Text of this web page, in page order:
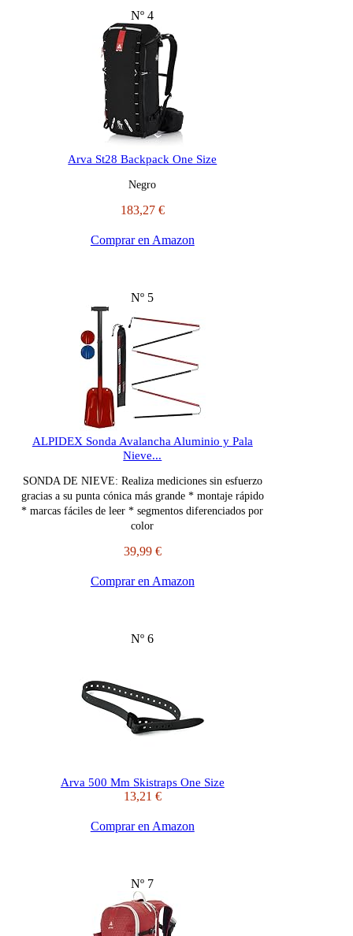
Nº 4
Arva St28 Backpack One Size
Negro
183,27 €
Comprar en Amazon
Nº 5
ALPIDEX Sonda Avalancha Aluminio y Pala
Nieve...
SONDA DE NIEVE: Realiza mediciones sin esfuerzo
gracias a su punta cónica más grande * montaje rápido
* marcas fáciles de leer * segmentos diferenciados por
color
39,99 €
Comprar en Amazon
Nº 6
Arva 500 Mm Skistraps One Size
13,21 €
Comprar en Amazon
Nº 7